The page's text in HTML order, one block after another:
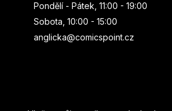
Pondělí - Pátek, 11:00 - 19:00
Sobota, 10:00 - 15:00
anglicka@comicspoint.cz